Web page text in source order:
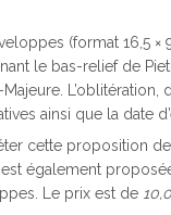
(format 16,5
le bas-relief de
Majeure.
ainsi que la date
cette proposition
également
Le prix est de